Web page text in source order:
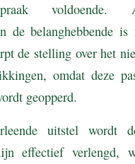
voldoende.
de belanghebbende is
de stelling over het
omdat deze
geopperd.
uitstel wordt
effectief verlengd,